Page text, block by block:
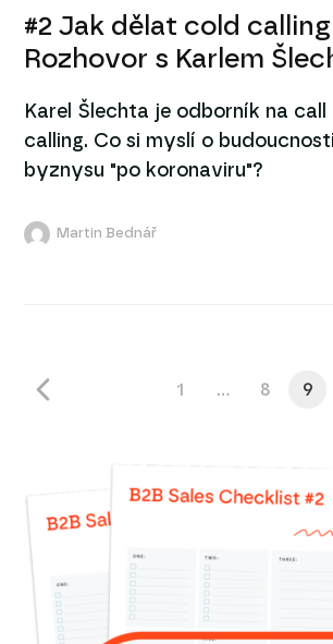
#2 Jak dělat cold
Rozhovor s Karlem
Karel Šlechta je odborník na
calling. Co si myslí o
byznysu "po koronaviru"?
Martin Bednář
1 … 8 9